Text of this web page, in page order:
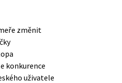
změnit
konkurence
uživatele